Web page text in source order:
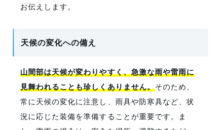
お伝えします。
天候の変化への備え
山間部は天候が変わりやすく、急激な雨や雷雨に
見舞われることも珍しくありません。そのため、
常に天候の変化に注意し、雨具や防寒具など、状
況に応じた装備を準備することが重要です。ま